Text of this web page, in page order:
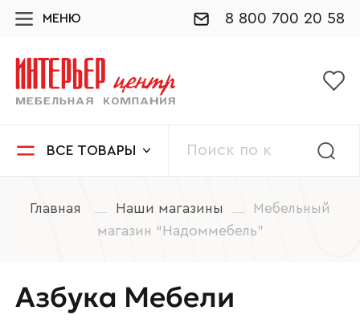
МЕНЮ 8 800 700 20 58
ВСЕ ТОВАРЫ
Главная Наши магазины
Мебельный
магазин “Надоммебель”
Азбука Мебели